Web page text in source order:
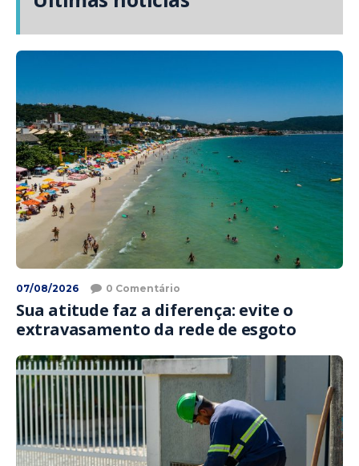
07/08/2026 0 Comentário
Sua atitude faz a diferença: evite o
extravasamento da rede de esgoto